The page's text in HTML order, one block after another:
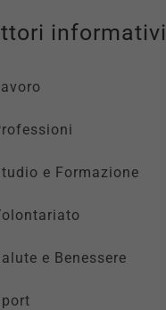
informativi
e Formazione
e Benessere